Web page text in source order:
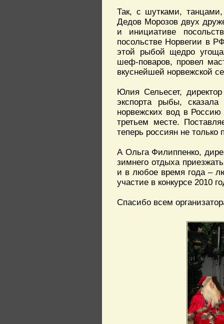
Так, с шутками,
Дедов Морозов двух
и инициативе
посольстве Норвегии в
этой рыбой щедро
шеф-поваров, провел
вкуснейшей норвежской
Юлия Сельесет,
экспорта рыбы,
норвежских вод в Россию
третьем месте.
теперь россиян не только
А Ольга Филиппенко,
зимнего отдыха
и в любое время года –
участие в конкурсе 2010
Спасибо всем